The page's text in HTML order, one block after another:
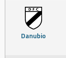
Danubio